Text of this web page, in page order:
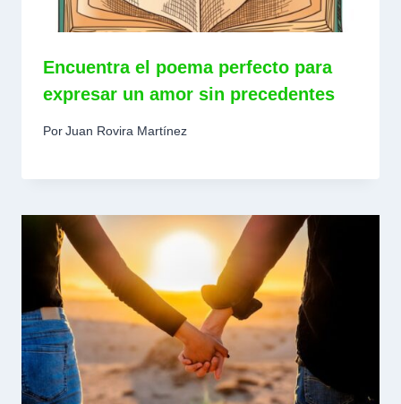
Encuentra el poema perfecto para
expresar un amor sin precedentes
PorJuan Rovira Martínez